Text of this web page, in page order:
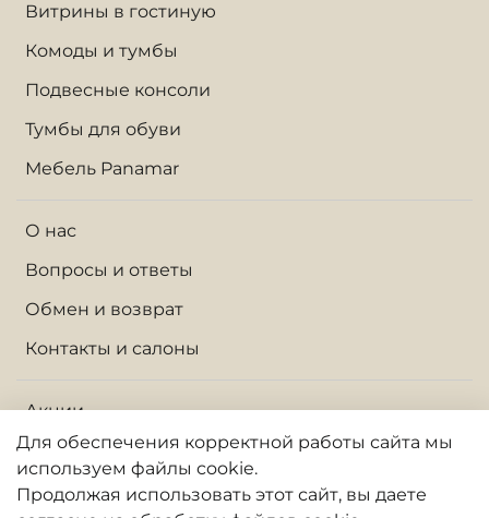
Витрины в гостиную
Комоды и тумбы
Подвесные консоли
Тумбы для обуви
Мебель Panamar
О нас
Вопросы и ответы
Обмен и возврат
Контакты и салоны
Акции
Доставка по Москве и МО
Доставка по России
Для обеспечения корректной работы сайта мы
используем файлы cookie.
Продолжая использовать этот сайт, вы даете